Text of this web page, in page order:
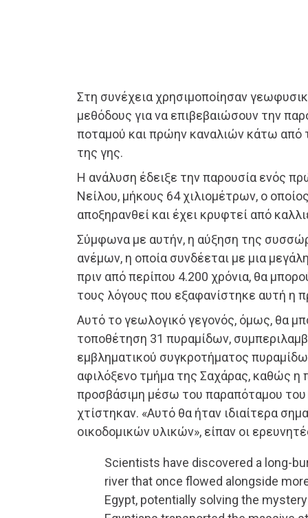
Στη συνέχεια χρησιμοποίησαν
μεθόδους για να επιβεβαιώσουν την
ποταμού και πρώην καναλιών κάτω από
της γης.
Η ανάλυση έδειξε την παρουσία ενός
Νείλου, μήκους 64 χιλιομέτρων, ο
αποξηρανθεί και έχει κρυφτεί από
Σύμφωνα με αυτήν, η αύξηση της
ανέμων, η οποία συνδέεται με μια
πριν από περίπου 4.200 χρόνια, θα
τους λόγους που εξαφανίστηκε αυτή η
Αυτό το γεωλογικό γεγονός, όμως, θα
τοποθέτηση 31 πυραμίδων,
εμβληματικού συγκροτήματος
αφιλόξενο τμήμα της Σαχάρας, καθώς η
προσβάσιμη μέσω του παραπόταμου
χτίστηκαν. «Αυτό θα ήταν ιδιαίτερα
οικοδομικών υλικών», είπαν οι
Scientists have discovered a long-
river that once flowed alongside
Egypt, potentially solving the